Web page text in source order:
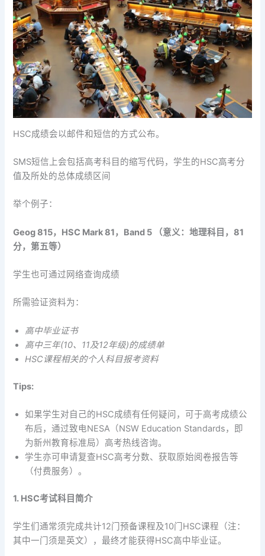
HSC成绩会以邮件和短信的方式公布。
SMS短信上会包括高考科目的缩写代码，学生的HSC高考分
值及所处的总体成绩区间
举个例子：
Geog 815，HSC Mark 81，Band 5 （意义：地理科目，81
分，第五等）
学生也可通过网络查询成绩
所需验证资料为：
高中毕业证书
高中三年(10、11及12年级)的成绩单
HSC课程相关的个人科目报考资料
​Tips:
如果学生对自己的HSC成绩有任何疑问，可于高考成绩公
布后，通过致电NESA（NSW Education Standards，即
为新州教育标准局）高考热线咨询。
学生亦可申请复查HSC高考分数、获取原始阅卷报告等
（付费服务）。
1. HSC考试科目简介
学生们通常须完成共计12门预备课程及10门HSC课程（注：
其中一门须是英文），最终才能获得HSC高中毕业证。